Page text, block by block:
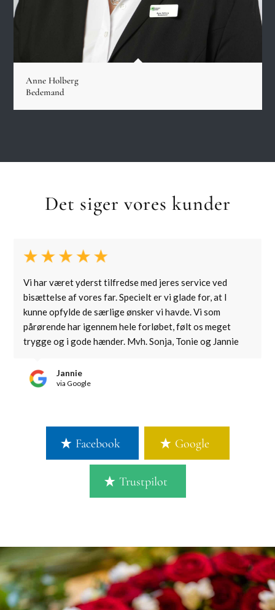
Anne Holberg
Bedemand
Det siger vores kunder
Vi har været yderst tilfredse med jeres service ved
bisættelse af vores far. Specielt er vi glade for, at I
kunne opfylde de særlige ønsker vi havde. Vi som
pårørende har igennem hele forløbet, følt os meget
trygge og i gode hænder. Mvh. Sonja, Tonie og Jannie
Jannie
via Google
Facebook Google
Trustpilot